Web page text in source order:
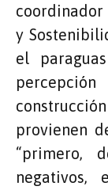
coordinador
y
el
provienen
“primero,
negativos,